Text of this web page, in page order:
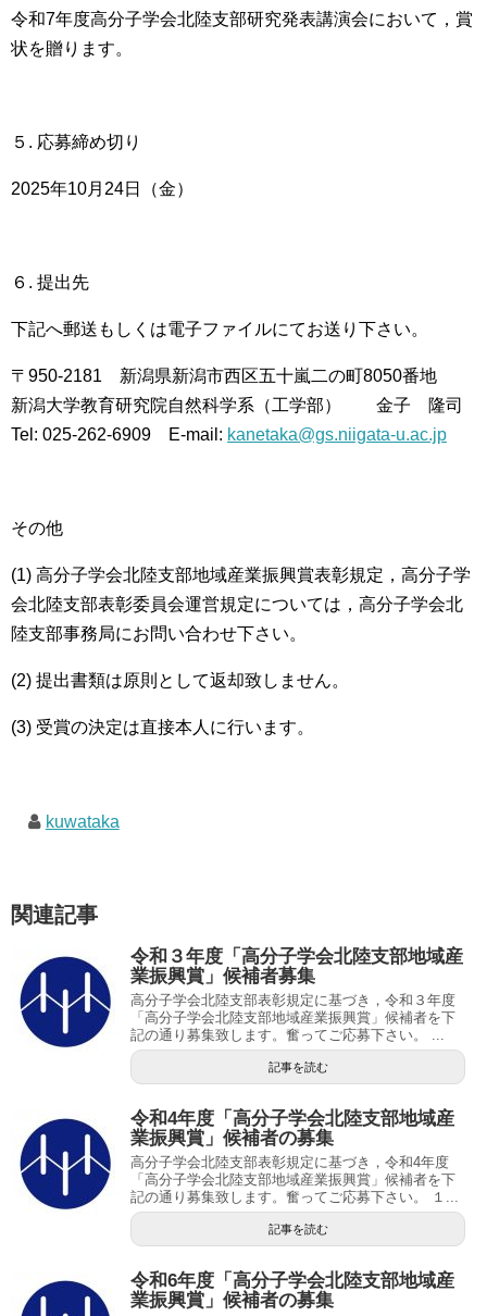
令和7年度高分子学会北陸支部研究発表講演会において，賞
状を贈ります。
５. 応募締め切り
2025年10月24日（金）
６. 提出先
下記へ郵送もしくは電子ファイルにてお送り下さい。
〒950-2181 新潟県新潟市西区五十嵐二の町8050番地
新潟大学教育研究院自然科学系（工学部） 金子 隆司
Tel: 025-262-6909 E-mail: kanetaka@gs.niigata-u.ac.jp
その他
(1) 高分子学会北陸支部地域産業振興賞表彰規定，高分子学
会北陸支部表彰委員会運営規定については，高分子学会北
陸支部事務局にお問い合わせ下さい。
(2) 提出書類は原則として返却致しません。
(3) 受賞の決定は直接本人に行います。
kuwataka
関連記事
令和３年度「高分子学会北陸支部地域産
業振興賞」候補者募集
高分子学会北陸支部表彰規定に基づき，令和３年度
「高分子学会北陸支部地域産業振興賞」候補者を下
記の通り募集致します。奮ってご応募下さい。 ...
記事を読む
令和4年度「高分子学会北陸支部地域産
業振興賞」候補者の募集
高分子学会北陸支部表彰規定に基づき，令和4年度
「高分子学会北陸支部地域産業振興賞」候補者を下
記の通り募集致します。奮ってご応募下さい。 １...
記事を読む
令和6年度「高分子学会北陸支部地域産
業振興賞」候補者の募集